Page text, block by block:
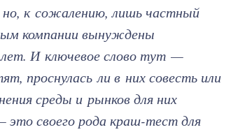
но, к сожалению, лишь частный
компании вынуждены
И ключевое слово тут —
проснулась ли в них совесть или
среды и рынков для них
своего рода краш-тест для